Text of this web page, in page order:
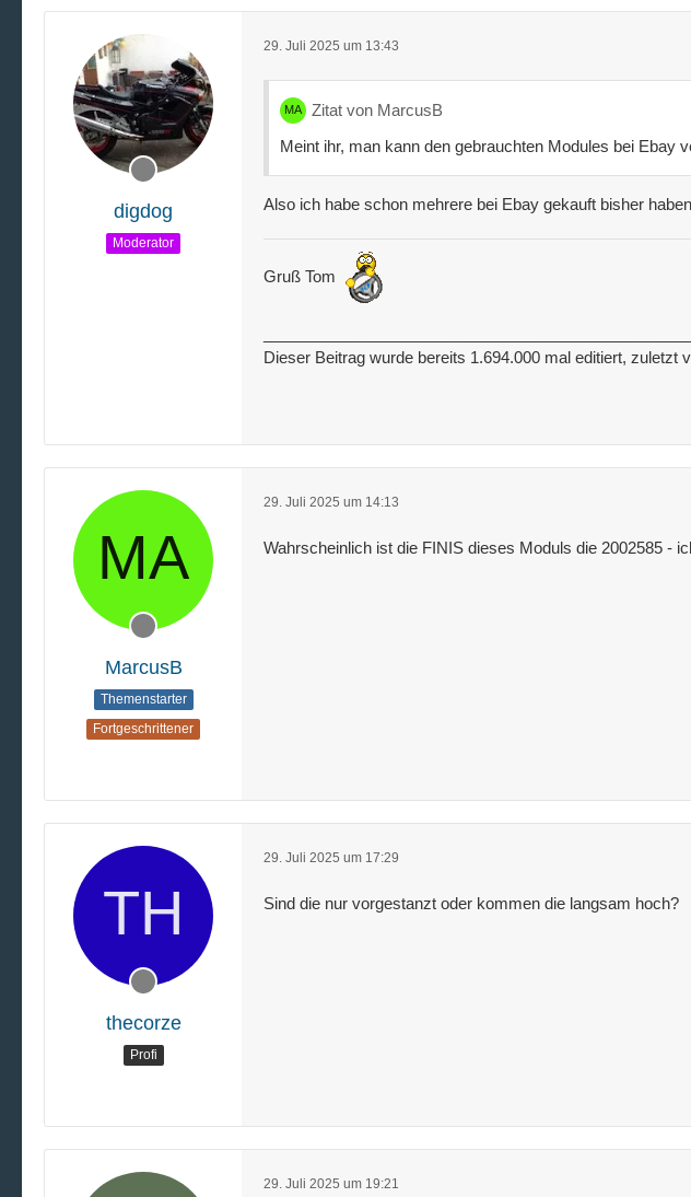
digdog
Moderator
29. Juli 2025 um 13:43
Zitat von MarcusB
Meint ihr, man kann den gebrauchten Modules bei Ebay
Also ich habe schon mehrere bei Ebay gekauft bisher
Gruß Tom
Dieser Beitrag wurde bereits 1.694.000 mal editiert, zuletzt
MarcusB
Themenstarter
Fortgeschrittener
29. Juli 2025 um 14:13
Wahrscheinlich ist die FINIS dieses Moduls die 2002585 -
thecorze
Profi
29. Juli 2025 um 17:29
Sind die nur vorgestanzt oder kommen die langsam hoch?
29. Juli 2025 um 19:21